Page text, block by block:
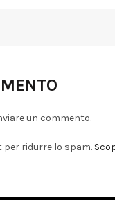
un commento.
per ridurre lo spam.